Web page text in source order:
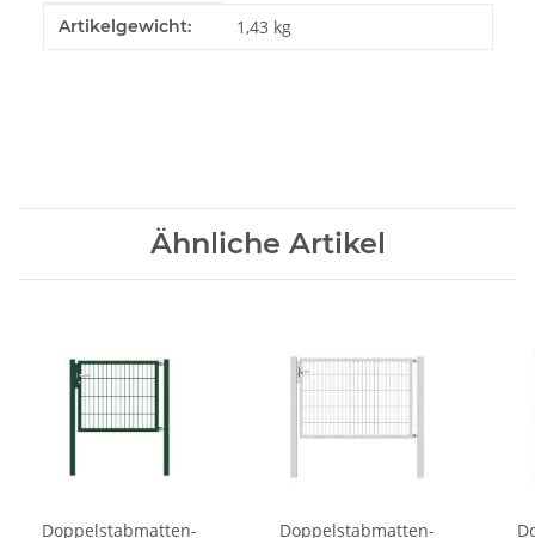
Produkteigenschaft
Wert
Artikelgewicht: 1,43 kg
Ähnliche Artikel
Doppelstabmatten-
Doppelstabmatten-